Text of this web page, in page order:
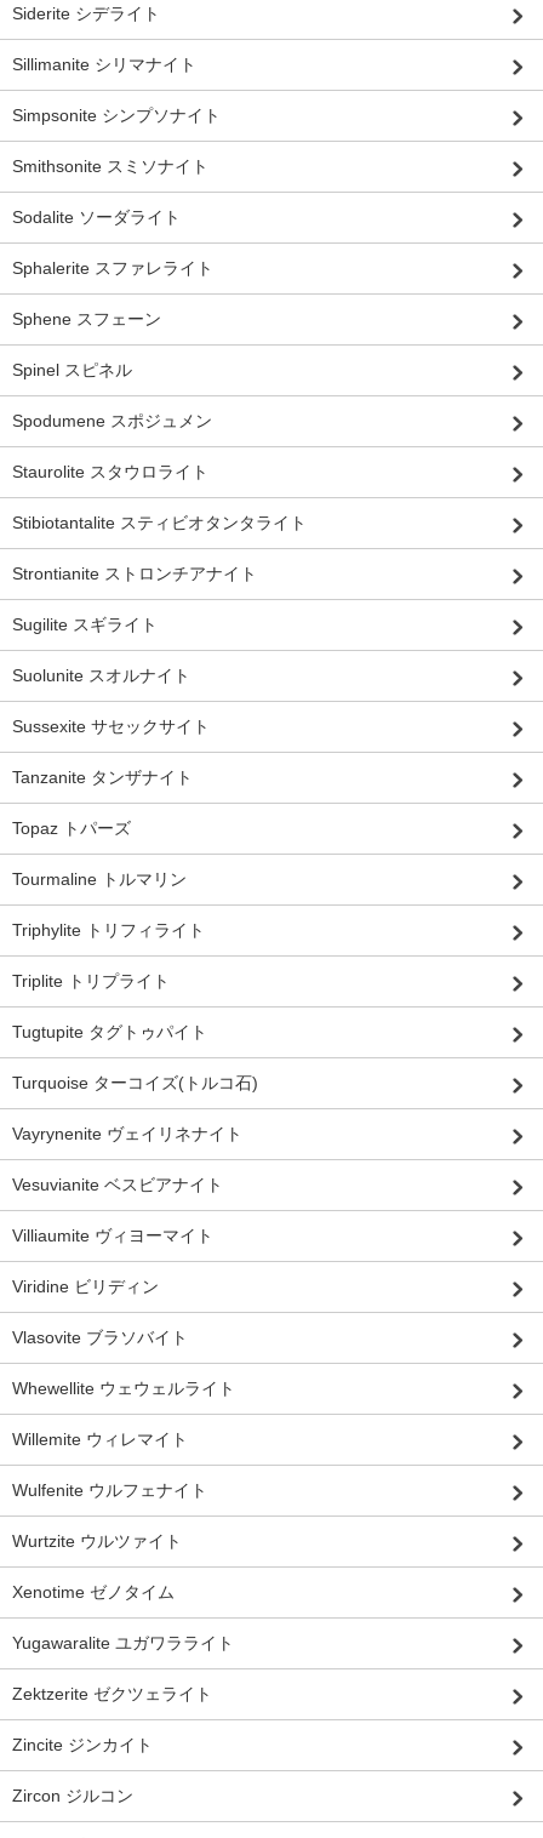
Siderite シデライト
Sillimanite シリマナイト
Simpsonite シンプソナイト
Smithsonite スミソナイト
Sodalite ソーダライト
Sphalerite スファレライト
Sphene スフェーン
Spinel スピネル
Spodumene スポジュメン
Staurolite スタウロライト
Stibiotantalite スティビオタンタライト
Strontianite ストロンチアナイト
Sugilite スギライト
Suolunite スオルナイト
Sussexite サセックサイト
Tanzanite タンザナイト
Topaz トパーズ
Tourmaline トルマリン
Triphylite トリフィライト
Triplite トリプライト
Tugtupite タグトゥパイト
Turquoise ターコイズ(トルコ石)
Vayrynenite ヴェイリネナイト
Vesuvianite ベスビアナイト
Villiaumite ヴィヨーマイト
Viridine ビリディン
Vlasovite ブラソバイト
Whewellite ウェウェルライト
Willemite ウィレマイト
Wulfenite ウルフェナイト
Wurtzite ウルツァイト
Xenotime ゼノタイム
Yugawaralite ユガワラライト
Zektzerite ゼクツェライト
Zincite ジンカイト
Zircon ジルコン